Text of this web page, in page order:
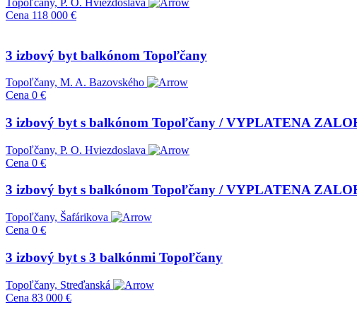
Cena 118 000 €
3 izbový byt balkónom Topoľčany
Topoľčany, M. A. Bazovského
Cena 0 €
3 izbový byt s balkónom Topoľčany / VYPLATENA
Topoľčany, P. O. Hviezdoslava
Cena 0 €
3 izbový byt s balkónom Topoľčany / VYPLATENA
Topoľčany, Šafárikova
Cena 0 €
3 izbový byt s 3 balkónmi Topoľčany
Topoľčany, Streďanská
Cena 83 000 €